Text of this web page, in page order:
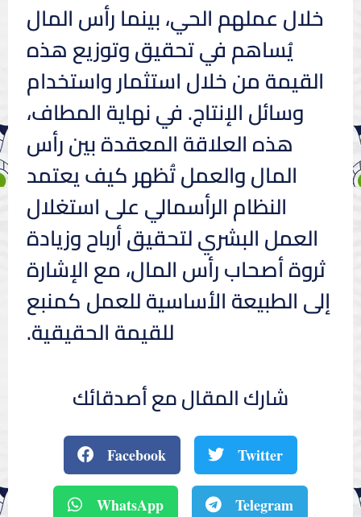
خلال عملهم الحي، بينما رأس المال
يُساهم في تحقيق وتوزيع هذه
القيمة من خلال استثمار واستخدام
وسائل الإنتاج. في نهاية المطاف،
هذه العلاقة المعقدة بين رأس
المال والعمل تُظهر كيف يعتمد
النظام الرأسمالي على استغلال
العمل البشري لتحقيق أرباح وزيادة
ثروة أصحاب رأس المال، مع الإشارة
إلى الطبيعة الأساسية للعمل كمنبع
للقيمة الحقيقية.
شارك المقال مع أصدقائك
Facebook Twitter
WhatsApp Telegram